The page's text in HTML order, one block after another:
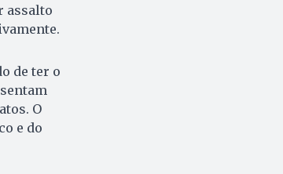
assalto
de ter o
O
e do